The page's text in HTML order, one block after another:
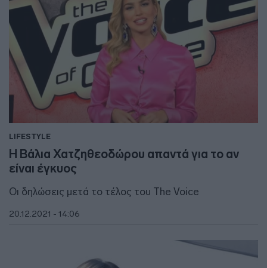
LIFESTYLE
Η Βάλια Χατζηθεοδώρου απαντά για το αν
είναι έγκυος
Οι δηλώσεις μετά το τέλος του The Voice
20.12.2021 - 14:06